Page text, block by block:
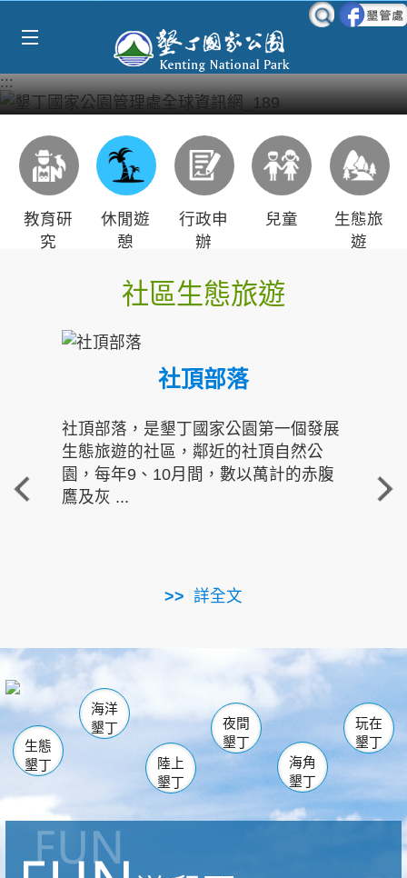
:::
教育研
究
休閒遊
憩
行政申
辦
兒童
生態旅
遊
社區生態旅遊
社頂部落
社頂部落，是墾丁國家公園第一個發展
生態旅遊的社區，鄰近的社頂自然公
園，每年9、10月間，數以萬計的赤腹
鷹及灰 ...
詳全文
重
走進
南仁湖
海生館
恆春 佳樂水
龍鑾潭自然中心 森林遊樂區
瓊麻館
關山 墾管處遊客中心
社頂公園 風吹沙
船帆石
白砂 龍磐公園
香蕉灣
砂島
鵝鑾鼻
生態
墾丁
海洋
墾丁
陸上
墾丁
夜間
墾丁
海角
墾丁
玩在
墾丁